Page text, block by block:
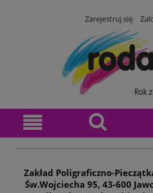
Zarejestruj się
Zakład Poligraficzno-
Św.Wojciecha 95, 43-600